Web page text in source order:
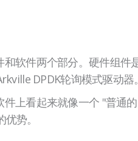
软件两个部分。硬件组件
DPDK轮询模式驱动
上看起来就像一个 "普通
势。